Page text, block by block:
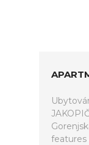
features